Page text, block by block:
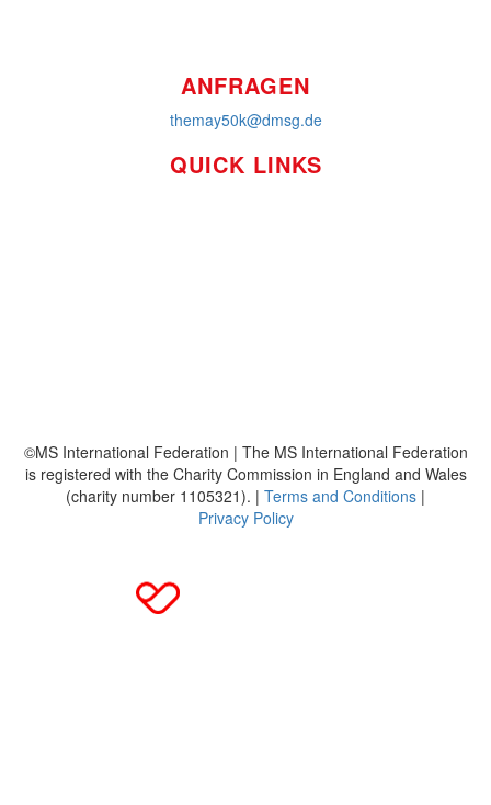
ANFRAGEN
themay50k@dmsg.de
QUICK LINKS
©MS International Federation | The MS International Federation
is registered with the Charity Commission in England and Wales
(charity number 1105321). | Terms and Conditions |
Privacy Policy